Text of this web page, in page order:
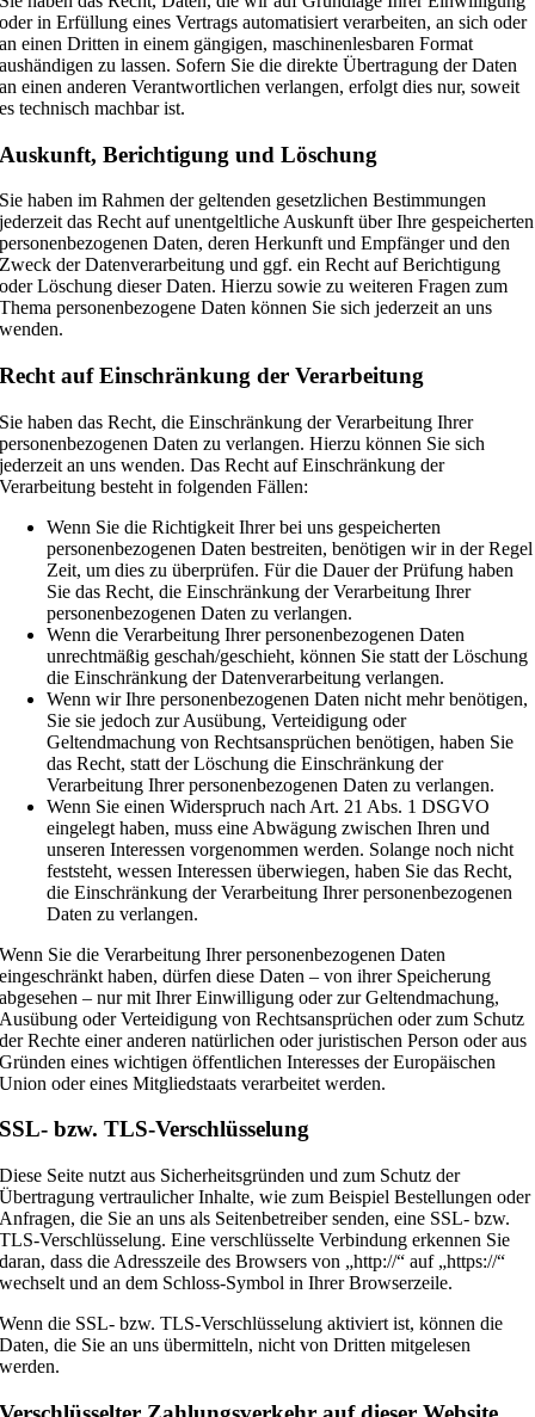
oder in Erfüllung eines Vertrags automatisiert verarbeiten, an sich oder
an einen Dritten in einem gängigen, maschinenlesbaren Format
aushändigen zu lassen. Sofern Sie die direkte Übertragung der Daten
an einen anderen Verantwortlichen verlangen, erfolgt dies nur, soweit
es technisch machbar ist.
Auskunft, Berichtigung und Löschung
Sie haben im Rahmen der geltenden gesetzlichen Bestimmungen
jederzeit das Recht auf unentgeltliche Auskunft über Ihre gespeicherten
personenbezogenen Daten, deren Herkunft und Empfänger und den
Zweck der Datenverarbeitung und ggf. ein Recht auf Berichtigung
oder Löschung dieser Daten. Hierzu sowie zu weiteren Fragen zum
Thema personenbezogene Daten können Sie sich jederzeit an uns
wenden.
Recht auf Einschränkung der Verarbeitung
Sie haben das Recht, die Einschränkung der Verarbeitung Ihrer
personenbezogenen Daten zu verlangen. Hierzu können Sie sich
jederzeit an uns wenden. Das Recht auf Einschränkung der
Verarbeitung besteht in folgenden Fällen:
Wenn Sie die Richtigkeit Ihrer bei uns gespeicherten
personenbezogenen Daten bestreiten, benötigen wir in der Regel
Zeit, um dies zu überprüfen. Für die Dauer der Prüfung haben
Sie das Recht, die Einschränkung der Verarbeitung Ihrer
personenbezogenen Daten zu verlangen.
Wenn die Verarbeitung Ihrer personenbezogenen Daten
unrechtmäßig geschah/geschieht, können Sie statt der Löschung
die Einschränkung der Datenverarbeitung verlangen.
Wenn wir Ihre personenbezogenen Daten nicht mehr benötigen,
Sie sie jedoch zur Ausübung, Verteidigung oder
Geltendmachung von Rechtsansprüchen benötigen, haben Sie
das Recht, statt der Löschung die Einschränkung der
Verarbeitung Ihrer personenbezogenen Daten zu verlangen.
Wenn Sie einen Widerspruch nach Art. 21 Abs. 1 DSGVO
eingelegt haben, muss eine Abwägung zwischen Ihren und
unseren Interessen vorgenommen werden. Solange noch nicht
feststeht, wessen Interessen überwiegen, haben Sie das Recht,
die Einschränkung der Verarbeitung Ihrer personenbezogenen
Daten zu verlangen.
Wenn Sie die Verarbeitung Ihrer personenbezogenen Daten
eingeschränkt haben, dürfen diese Daten – von ihrer Speicherung
abgesehen – nur mit Ihrer Einwilligung oder zur Geltendmachung,
Ausübung oder Verteidigung von Rechtsansprüchen oder zum Schutz
der Rechte einer anderen natürlichen oder juristischen Person oder aus
Gründen eines wichtigen öffentlichen Interesses der Europäischen
Union oder eines Mitgliedstaats verarbeitet werden.
SSL- bzw. TLS-Verschlüsselung
Diese Seite nutzt aus Sicherheitsgründen und zum Schutz der
Übertragung vertraulicher Inhalte, wie zum Beispiel Bestellungen oder
Anfragen, die Sie an uns als Seitenbetreiber senden, eine SSL- bzw.
TLS-Verschlüsselung. Eine verschlüsselte Verbindung erkennen Sie
daran, dass die Adresszeile des Browsers von „http://“ auf „https://“
wechselt und an dem Schloss-Symbol in Ihrer Browserzeile.
Wenn die SSL- bzw. TLS-Verschlüsselung aktiviert ist, können die
Daten, die Sie an uns übermitteln, nicht von Dritten mitgelesen
werden.